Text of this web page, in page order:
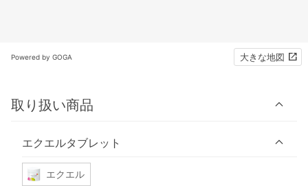
Powered by GOGA 大きな地図
取り扱い商品
エクエルタブレット
エクエル